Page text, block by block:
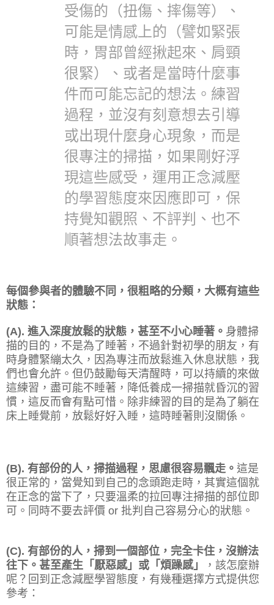
受傷的（扭傷、摔傷等）、
可能是情感上的（譬如緊張
時，胃部曾經揪起來、肩頸
很緊）、或者是當時什麼事
件而可能忘記的想法。練習
過程，並沒有刻意想去引導
或出現什麼身心現象，而是
很專注的掃描，如果剛好浮
現這些感受，運用正念減壓
的學習態度來因應即可，保
持覺知觀照、不評判、也不
順著想法故事走。
每個參與者的體驗不同，很粗略的分類，大概有這些
狀態：
(A). 進入深度放鬆的狀態，甚至不小心睡著。 身體掃
描的目的，不是為了睡著，不過針對初學的朋友，有
時身體緊繃太久，因為專注而放鬆進入休息狀態，我
們也會允許。但仍鼓勵每天清醒時，可以持續的來做
這練習，盡可能不睡著，降低養成一掃描就昏沉的習
慣，這反而會有點可惜。除非練習的目的是為了躺在
床上睡覺前，放鬆好好入睡，這時睡著則沒關係。
(B). 有部份的人，掃描過程，思慮很容易飄走。 這是
很正常的，當覺知到自己的念頭跑走時，其實這個就
在正念的當下了，只要溫柔的拉回專注掃描的部位即
可。同時不要去評價 or 批判自己容易分心的狀態。
(C). 有部份的人，掃到一個部位，完全卡住，沒辦法
往下。甚至產生「厭惡感」或「煩躁感」
，該怎麼辦
呢？回到正念減壓學習態度，有幾種選擇方式提供您
參考：